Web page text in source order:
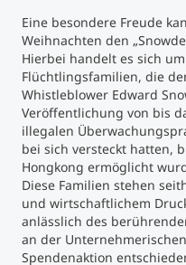
Eine besondere Freude
Weihnachten den
Hierbei handelt es sich
Flüchtlingsfamilien, die
Whistleblower Edward
Veröffentlichung von bis
illegalen
bei sich versteckt hatten,
Hongkong ermöglicht
Diese Familien stehen
und wirtschaftlichem
anlässlich des
an der
Spendenaktion